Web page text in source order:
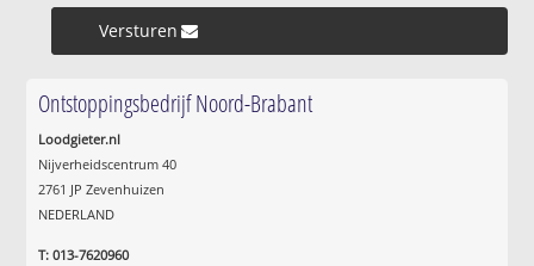
Versturen »
Ontstoppingsbedrijf Noord-Brabant
Loodgieter.nl
Nijverheidscentrum 40
2761 JP Zevenhuizen
NEDERLAND
T: 013-7620960